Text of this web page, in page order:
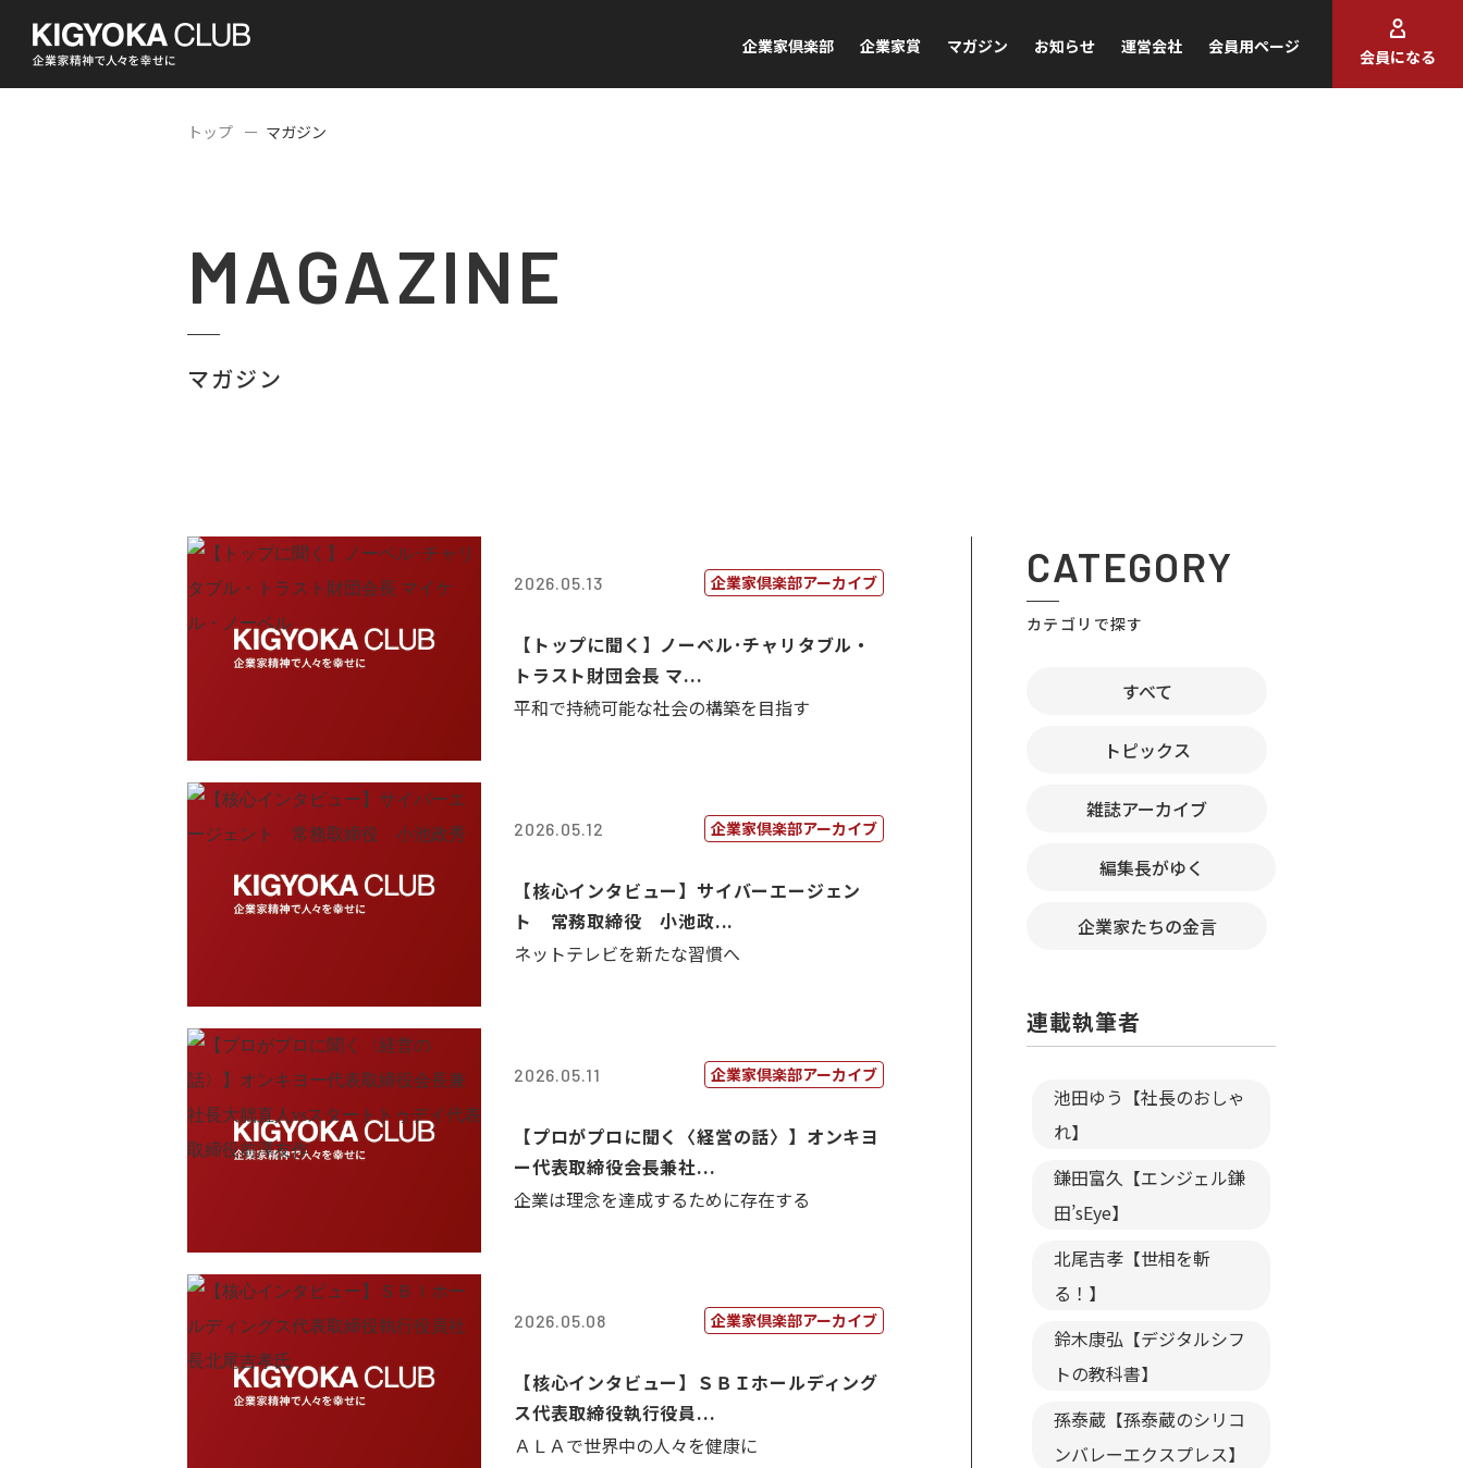
企業家倶楽部 企業家賞 マガジン お知らせ 運営会社 会員用ページ
会員になる
トップ マガジン
MAGAZINE
マガジン
2026.05.13 企業家倶楽部アーカイブ
【トップに聞く】ノーベル･チャリタブル・
トラスト財団会長 マ...
平和で持続可能な社会の構築を目指す
2026.05.12 企業家倶楽部アーカイブ
【核心インタビュー】サイバーエージェン
ト 常務取締役 小池政...
ネットテレビを新たな習慣へ
2026.05.11 企業家倶楽部アーカイブ
【プロがプロに聞く〈経営の話〉】オンキヨ
ー代表取締役会長兼社...
企業は理念を達成するために存在する
2026.05.08 企業家倶楽部アーカイブ
【核心インタビュー】ＳＢＩホールディング
ス代表取締役執行役員...
ＡＬＡで世界中の人々を健康に
CATEGORY
カテゴリで探す
すべて
トピックス
雑誌アーカイブ
編集長がゆく
企業家たちの金言
連載執筆者
池田ゆう【社長のおしゃ
れ】
鎌田富久【エンジェル鎌
田’sEye】
北尾吉孝【世相を斬
る！】
鈴木康弘【デジタルシフ
トの教科書】
孫泰蔵【孫泰蔵のシリコ
ンバレーエクスプレス】